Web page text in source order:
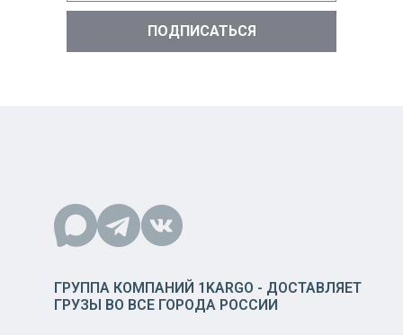
ГРУППА КОМПАНИЙ 1KARGO - ДОСТАВЛЯЕТ
ГРУЗЫ ВО ВСЕ ГОРОДА РОССИИ